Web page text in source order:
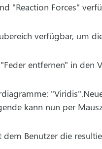
"Reaction Forces"
verfügbar, um
entfernen" in den
kann nun per
Benutzer die